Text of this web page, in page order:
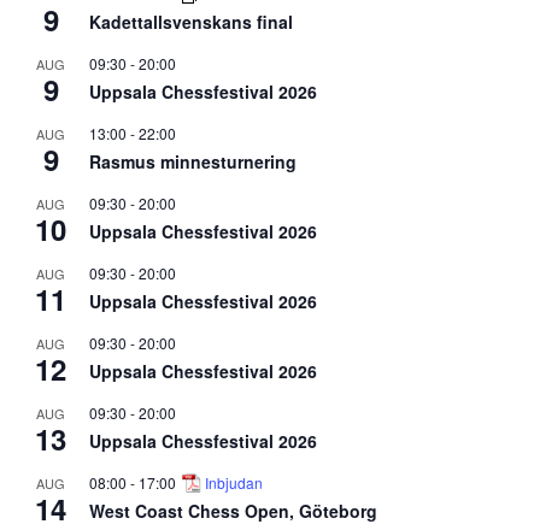
9 Kadettallsvenskans final
AUG
9
09:30 -20:00
Uppsala Chessfestival 2026
AUG
9
13:00 -22:00
Rasmus minnesturnering
AUG
10
09:30 -20:00
Uppsala Chessfestival 2026
AUG
11
09:30 -20:00
Uppsala Chessfestival 2026
AUG
12
09:30 -20:00
Uppsala Chessfestival 2026
AUG
13
09:30 -20:00
Uppsala Chessfestival 2026
AUG
14
08:00 - 17:00 Inbjudan
West Coast Chess Open, Göteborg